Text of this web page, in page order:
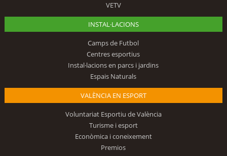
VETV
INSTAL·LACIONS
Camps de Futbol
Centres esportius
Instal·lacions en parcs i jardins
Espais Naturals
VALÈNCIA EN ESPORT
Voluntariat Esportiu de València
Turisme i esport
Econòmica i coneixement
Premios